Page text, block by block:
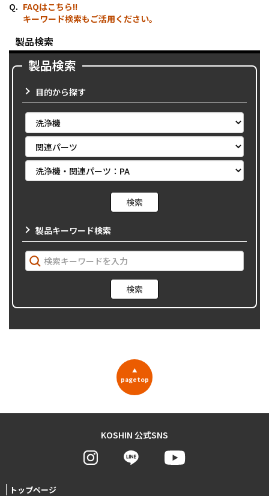
FAQはこちら!!
キーワード検索もご活用ください。
製品検索
製品検索
目的から探す
製品キーワード検索
▲
pagetop
KOSHIN 公式SNS
トップページ